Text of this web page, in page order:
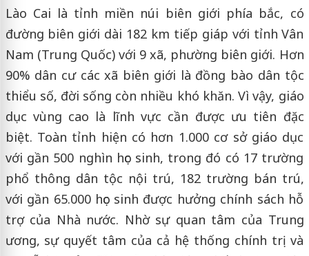
Lào Cai là tỉnh miền núi biên giới phía bắc, có
đường biên giới dài 182 km tiếp giáp với tỉnh Vân
Nam (Trung Quốc) với 9 xã, phường biên giới. Hơn
90% dân cư các xã biên giới là đồng bào dân tộc
thiểu số, đời sống còn nhiều khó khăn. Vì vậy, giáo
dục vùng cao là lĩnh vực cần được ưu tiên đặc
biệt. Toàn tỉnh hiện có hơn 1.000 cơ sở giáo dục
với gần 500 nghìn học sinh, trong đó có 17 trường
phổ thông dân tộc nội trú, 182 trường bán trú,
với gần 65.000 học sinh được hưởng chính sách hỗ
trợ của Nhà nước. Nhờ sự quan tâm của Trung
ương, sự quyết tâm của cả hệ thống chính trị và